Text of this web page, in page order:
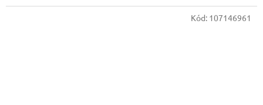
Kód: 107146961